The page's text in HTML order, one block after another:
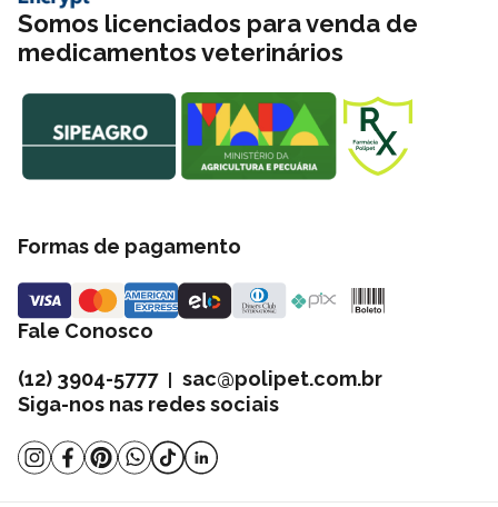
Somos licenciados para venda de
medicamentos veterinários
Formas de pagamento
Fale Conosco
(12) 3904-5777| sac@polipet.com.br
Siga-nos nas redes sociais